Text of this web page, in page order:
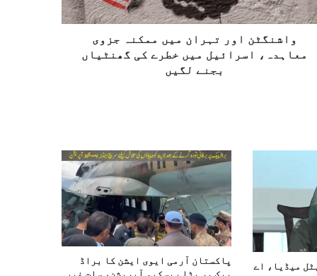
واشنگٹن اور تہران میں ممکنہ جزوی
معاہدہ، اسرائیل میں خطرے کی گھنٹیاں
بجنے لگیں
میڈیا، اے
پاکستان آرمی ایوی ایشن کا براڈ
پیک پر بڑا ریسکیو آپریشن، سات غیر